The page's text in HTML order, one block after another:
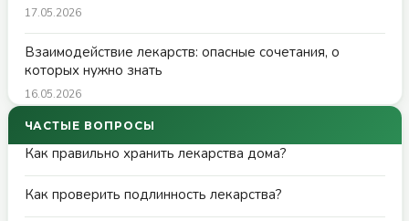
17.05.2026
Взаимодействие лекарств: опасные сочетания, о
которых нужно знать
16.05.2026
ЧАСТЫЕ ВОПРОСЫ
Как правильно хранить лекарства дома?
Как проверить подлинность лекарства?